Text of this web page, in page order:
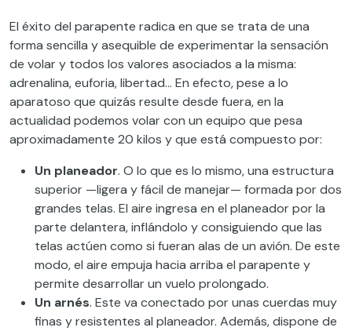
El éxito del parapente radica en que se trata de una
forma sencilla y asequible de experimentar la sensación
de volar y todos los valores asociados a la misma:
adrenalina, euforia, libertad… En efecto, pese a lo
aparatoso que quizás resulte desde fuera, en la
actualidad podemos volar con un equipo que pesa
aproximadamente 20 kilos y que está compuesto por:
Un planeador. O lo que es lo mismo, una estructura
superior —ligera y fácil de manejar— formada por dos
grandes telas. El aire ingresa en el planeador por la
parte delantera, inflándolo y consiguiendo que las
telas actúen como si fueran alas de un avión. De este
modo, el aire empuja hacia arriba el parapente y
permite desarrollar un vuelo prolongado.
Un arnés. Este va conectado por unas cuerdas muy
finas y resistentes al planeador. Además, dispone de